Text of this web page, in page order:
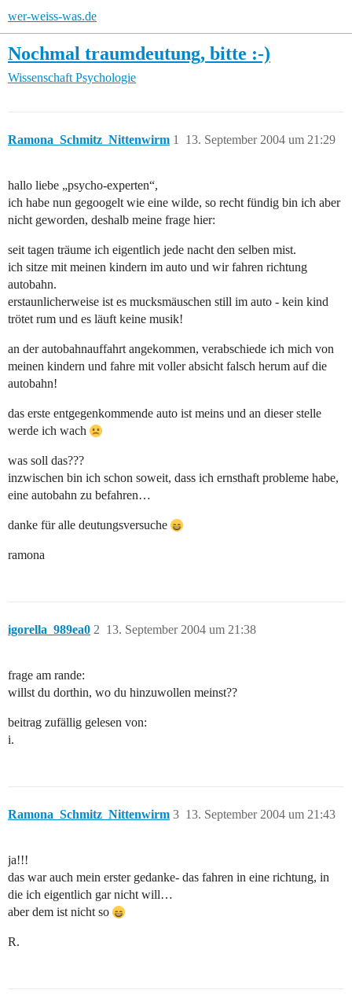
wer-weiss-was.de
Nochmal traumdeutung, bitte :-)
Wissenschaft Psychologie
Ramona_Schmitz_Nittenwirm 13. September 2004 um 21:29
1
hallo liebe „psycho-experten“,
ich habe nun gegoogelt wie eine wilde, so recht fündig bin ich aber
nicht geworden, deshalb meine frage hier:
seit tagen träume ich eigentlich jede nacht den selben mist.
ich sitze mit meinen kindern im auto und wir fahren richtung
autobahn.
erstaunlicherweise ist es mucksmäuschen still im auto - kein kind
trötet rum und es läuft keine musik!
an der autobahnauffahrt angekommen, verabschiede ich mich von
meinen kindern und fahre mit voller absicht falsch herum auf die
autobahn!
das erste entgegenkommende auto ist meins und an dieser stelle
werde ich wach
was soll das???
inzwischen bin ich schon soweit, dass ich ernsthaft probleme habe,
eine autobahn zu befahren…
danke für alle deutungsversuche
ramona
igorella_989ea0 13. September 2004 um 21:38
2
frage am rande:
willst du dorthin, wo du hinzuwollen meinst??
beitrag zufällig gelesen von:
i.
Ramona_Schmitz_Nittenwirm 13. September 2004 um 21:43
3
ja!!!
das war auch mein erster gedanke- das fahren in eine richtung, in
die ich eigentlich gar nicht will…
aber dem ist nicht so
R.